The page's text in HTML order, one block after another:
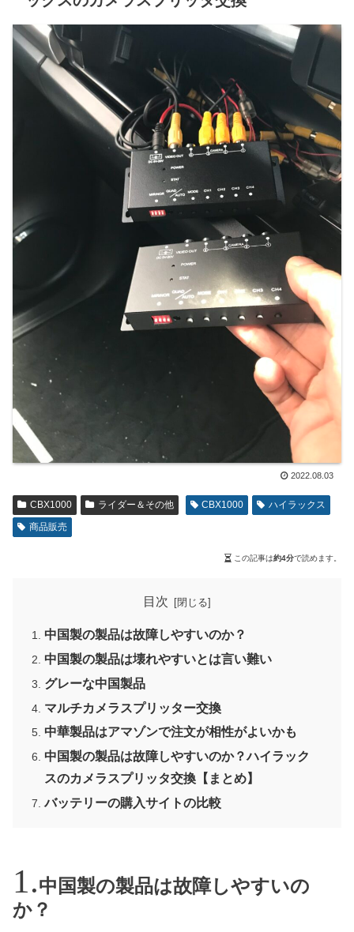
2022.08.03
CBX1000 ライダー＆その他 CBX1000
ハイラックス
商品販売
この記事は約4分で読めます。
目次
中国製の製品は故障しやすいのか？
中国製の製品は壊れやすいとは言い難い
グレーな中国製品
マルチカメラスプリッター交換
中華製品はアマゾンで注文が相性がよいかも
中国製の製品は故障しやすいのか？ハイラック
スのカメラスプリッタ交換【まとめ】
バッテリーの購入サイトの比較
中国製の製品は故障しやすいの
か？